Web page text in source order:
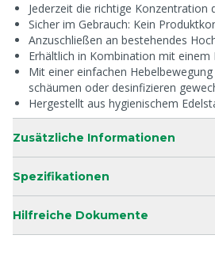
Jederzeit die richtige Konzentration
Sicher im Gebrauch: Kein
Anzuschließen an bestehendes
Erhältlich in Kombination mit einem
Mit einer einfachen
schäumen oder desinfizieren
Hergestellt aus hygienischem
Zusätzliche Informationen
Spezifikationen
Hilfreiche Dokumente